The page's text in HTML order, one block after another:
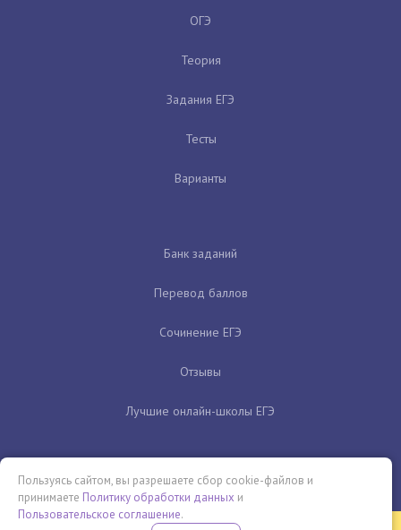
ОГЭ
Теория
Задания ЕГЭ
Тесты
Варианты
Банк заданий
Перевод баллов
Сочинение ЕГЭ
Отзывы
Лучшие онлайн-школы ЕГЭ
Пользуясь сайтом, вы разрешаете сбор cookie-файлов и
принимаете Политику обработки данных и
Пользовательское соглашение.